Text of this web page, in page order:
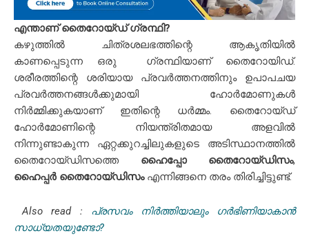
എന്താണ് തൈറോയ്ഡ് ഗ്രന്ഥി?
കഴുത്തിൽ ചിത്രശലഭത്തിന്റെ ആകൃതിയിൽ
കാണപ്പെടുന്ന ഒരു ഗ്രന്ഥിയാണ് തൈറോയിഡ്.
ശരീരത്തിന്റെ ശരിയായ പ്രവര്‍ത്തനത്തിനും ഉപാപചയ
പ്രവര്‍ത്തനങ്ങള്‍ക്കുമായി ഹോര്‍മോണുകള്‍
നിര്‍മ്മിക്കുകയാണ് ഇതിന്റെ ധര്‍മ്മം. തൈറോയ്ഡ്
ഹോർമോണിന്റെ നിയന്ത്രിതമായ അളവിൽ
നിന്നുണ്ടാകുന്ന ഏറ്റക്കുറച്ചിലുകളുടെ അടിസ്ഥാനത്തിൽ
തൈറോയ്ഡിസത്തെ ഹൈപ്പോ തൈറോയ്ഡിസം,
ഹൈപ്പർ തൈറോയ്ഡിസംഎന്നിങ്ങനെ തരം തിരിച്ചിട്ടുണ്ട്.
Also read : പ്രസവം നിർത്തിയാലും ഗർഭിണിയാകാൻ
സാധ്യതയുണ്ടോ?